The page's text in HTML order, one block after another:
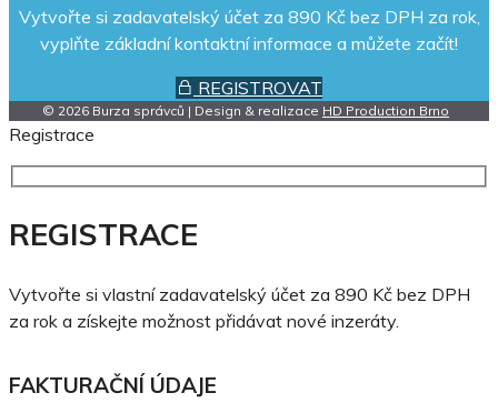
Vytvořte si zadavatelský účet za 890 Kč bez DPH za rok,
vyplňte základní kontaktní informace a můžete začít!
REGISTROVAT
© 2026 Burza správců | Design & realizace HD Production Brno
Registrace
REGISTRACE
Vytvořte si vlastní zadavatelský účet za 890 Kč bez DPH
za rok a získejte možnost přidávat nové inzeráty.
FAKTURAČNÍ ÚDAJE